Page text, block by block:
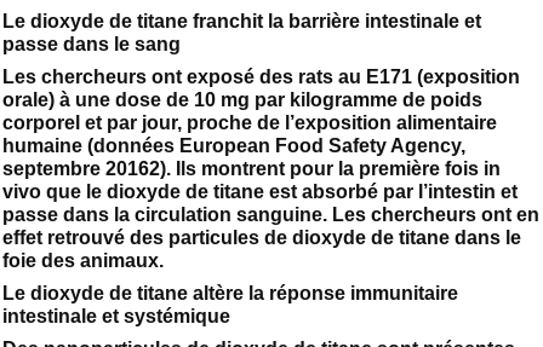
Le dioxyde de titane franchit la barrière intestinale et
passe dans le sang
Les chercheurs ont exposé des rats au E171 (exposition
orale) à une dose de 10 mg par kilogramme de poids
corporel et par jour, proche de l’exposition alimentaire
humaine (données European Food Safety Agency,
septembre 20162). Ils montrent pour la première fois in
vivo que le dioxyde de titane est absorbé par l’intestin et
passe dans la circulation sanguine. Les chercheurs ont en
effet retrouvé des particules de dioxyde de titane dans le
foie des animaux.
Le dioxyde de titane altère la réponse immunitaire
intestinale et systémique